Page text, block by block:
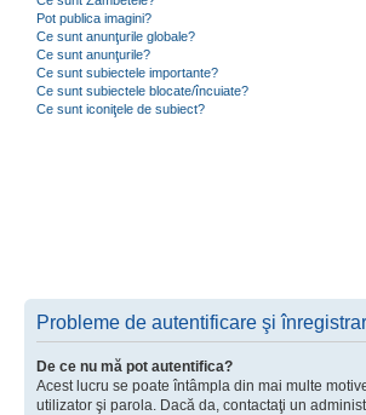
Pot publica imagini?
Ce sunt anunţurile globale?
Ce sunt anunţurile?
Ce sunt subiectele importante?
Ce sunt subiectele blocate/încuiate?
Ce sunt iconiţele de subiect?
Probleme de autentificare şi
De ce nu mă pot autentifica?
Acest lucru se poate întâmpla din mai multe
utilizator şi parola. Dacă da, contactaţi un